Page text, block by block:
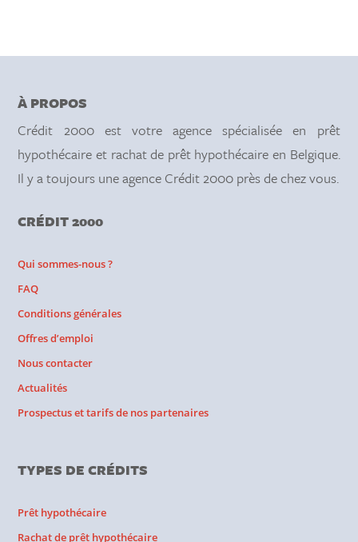
À PROPOS
Crédit 2000 est votre agence spécialisée en prêt
hypothécaire et rachat de prêt hypothécaire en Belgique.
Il y a toujours une agence Crédit 2000 près de chez vous.
CRÉDIT 2000
Qui sommes-nous ?
FAQ
Conditions générales
Offres d’emploi
Nous contacter
Actualités
Prospectus et tarifs de nos partenaires
TYPES DE CRÉDITS
Prêt hypothécaire
Rachat de prêt hypothécaire